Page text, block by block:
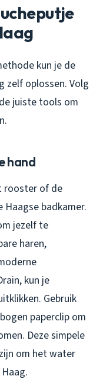
kun je de
zelf oplossen. Volg
juiste tools om
hand
rooster of de
badkamer.
jezelf te
haren,
kun je
Gebruik
paperclip om
Deze simpele
om het water